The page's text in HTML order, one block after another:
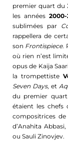
premier quart du
les années 2000-
sublimées par
rappellera de
son Frontispiece.
où rien n’est
opus de Kaija
la trompettiste
Seven Days, et
du premier
étaient les chefs
compositrices
d’Anahita
ou Sauli Zinovjev.